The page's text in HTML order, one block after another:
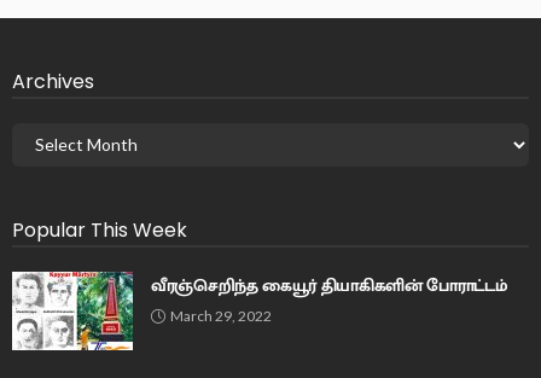
Archives
Popular This Week
வீரஞ்செறிந்த கையூர் தியாகிகளின் போராட்டம்
March 29, 2022